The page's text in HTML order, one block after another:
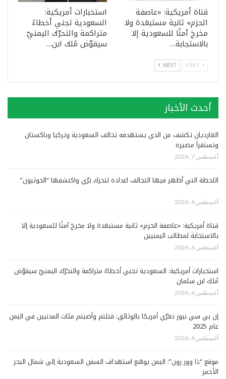
قناة أمريكية: «عاصفة
الحزم» ثانية مستبعَدة ولا
مخرجَ آمنًا للسعودية إلا
بالاستجابة…
استخبارات أمريكية:
السعودية تجني أخطاءً
متراكمة والتحرّك اليمنيّ
سيقوّض مُلك ابن…
NEXT
أحدث الأخبار
الغارديان تكشف من الذي يستهدفه تحالف السعودية وتركيا وباكستان
وتستقرأ مصيره
أغسطس 7, 2026
اللحظة التي أظهر فيها التحالف اعداده لتحرك برّي واكتشفها “الحوثيون”
أغسطس 6, 2026
قناة أمريكية: «عاصفة الحزم» ثانية مستبعَدة ولا مخرجَ آمنًا للسعودية إلا
بالاستجابة لمطالب اليمنيين
أغسطس 6, 2026
استخبارات أمريكية: السعودية تجني أخطاءً متراكمة والتحرّك اليمنيّ سيقوّض
مُلك ابن سلمان
أغسطس 6, 2026
إن بي سي نيوز تعرّي أمريكا بالوثائق: قتلتم وأصبتم مئات المدنيين في اليمن
عام 2025
أغسطس 6, 2026
موقع “ذا وور زون”: اليمن يوسّع استهداف السفن السعودية إلى شمال البحر
الأحمر